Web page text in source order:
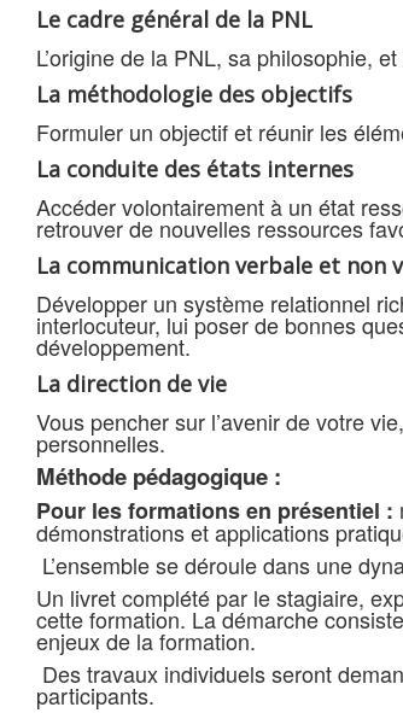
Le cadre général de la PNL
L’origine de la PNL, sa philosophie,
La méthodologie des objectifs
Formuler un objectif et réunir les
La conduite des états internes
Accéder volontairement à un état
retrouver de nouvelles ressources
La communication verbale et non
Développer un système relationnel
interlocuteur, lui poser de bonnes
développement.
La direction de vie
Vous pencher sur l’avenir de votre
personnelles.
Méthode pédagogique :
Pour les formations en présentiel :
démonstrations et applications
L’ensemble se déroule dans une
Un livret complété par le stagiaire,
cette formation. La démarche
enjeux de la formation.
Des travaux individuels seront
participants.